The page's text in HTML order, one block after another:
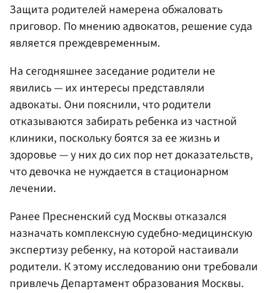
Защита родителей намерена обжаловать
приговор. По мнению адвокатов, решение суда
является преждевременным.
На сегодняшнее заседание родители не
явились — их интересы представляли
адвокаты. Они пояснили, что родители
отказываются забирать ребенка из частной
клиники, поскольку боятся за ее жизнь и
здоровье — у них до сих пор нет доказательств,
что девочка не нуждается в стационарном
лечении.
Ранее Пресненский суд Москвы отказался
назначать комплексную судебно-медицинскую
экспертизу ребенку, на которой настаивали
родители. К этому исследованию они требовали
привлечь Департамент образования Москвы.